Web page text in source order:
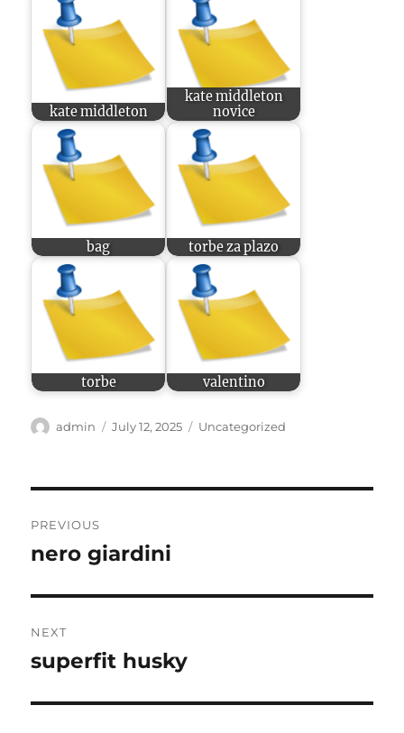
kate middleton
kate middleton
novice
bag torbe za plazo
torbe valentino
Author
admin
Posted
July 12, 2025 Categories
Uncategorized
navigation
PREVIOUS
Previous
nero giardini
NEXT
Next
superfit husky